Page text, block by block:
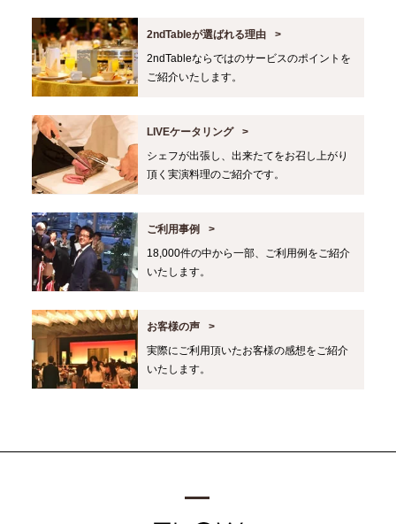
2ndTableが選ばれる理由
2ndTableならではのサービスのポイントを
ご紹介いたします。
LIVEケータリング
シェフが出張し、出来たてをお召し上がり
頂く実演料理のご紹介です。
ご利用事例
18,000件の中から一部、ご利用例をご紹介
いたします。
お客様の声
実際にご利用頂いたお客様の感想をご紹介
いたします。